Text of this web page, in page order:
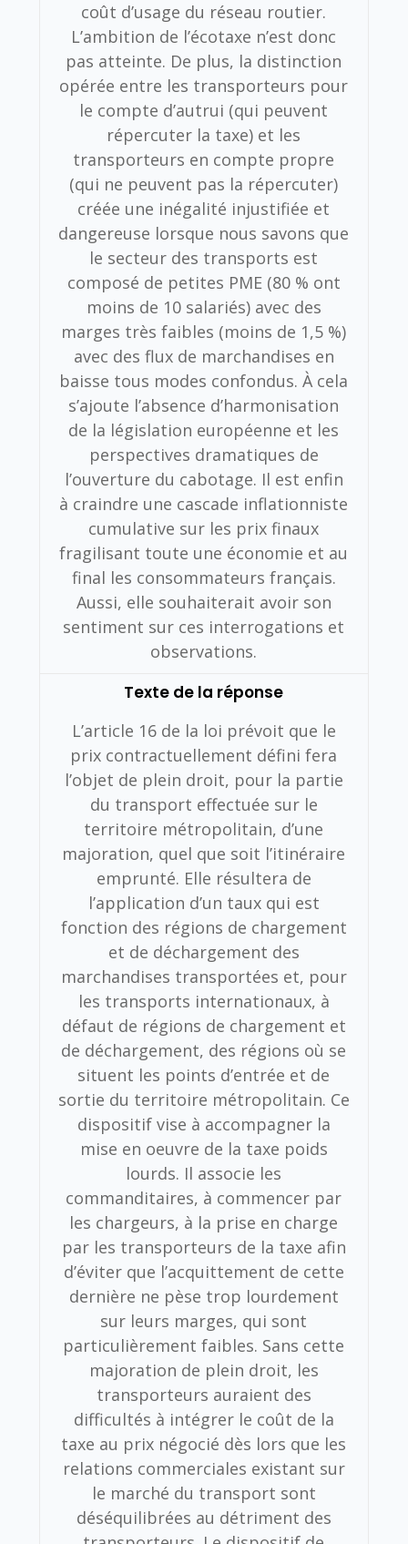
coût d’usage du réseau routier.
L’ambition de l’écotaxe n’est donc
pas atteinte. De plus, la distinction
opérée entre les transporteurs pour
le compte d’autrui (qui peuvent
répercuter la taxe) et les
transporteurs en compte propre
(qui ne peuvent pas la répercuter)
créée une inégalité injustifiée et
dangereuse lorsque nous savons que
le secteur des transports est
composé de petites PME (80 % ont
moins de 10 salariés) avec des
marges très faibles (moins de 1,5 %)
avec des flux de marchandises en
baisse tous modes confondus. À cela
s’ajoute l’absence d’harmonisation
de la législation européenne et les
perspectives dramatiques de
l’ouverture du cabotage. Il est enfin
à craindre une cascade inflationniste
cumulative sur les prix finaux
fragilisant toute une économie et au
final les consommateurs français.
Aussi, elle souhaiterait avoir son
sentiment sur ces interrogations et
observations.
Texte de la réponse
L’article 16 de la loi prévoit que le
prix contractuellement défini fera
l’objet de plein droit, pour la partie
du transport effectuée sur le
territoire métropolitain, d’une
majoration, quel que soit l’itinéraire
emprunté. Elle résultera de
l’application d’un taux qui est
fonction des régions de chargement
et de déchargement des
marchandises transportées et, pour
les transports internationaux, à
défaut de régions de chargement et
de déchargement, des régions où se
situent les points d’entrée et de
sortie du territoire métropolitain. Ce
dispositif vise à accompagner la
mise en oeuvre de la taxe poids
lourds. Il associe les
commanditaires, à commencer par
les chargeurs, à la prise en charge
par les transporteurs de la taxe afin
d’éviter que l’acquittement de cette
dernière ne pèse trop lourdement
sur leurs marges, qui sont
particulièrement faibles. Sans cette
majoration de plein droit, les
transporteurs auraient des
difficultés à intégrer le coût de la
taxe au prix négocié dès lors que les
relations commerciales existant sur
le marché du transport sont
déséquilibrées au détriment des